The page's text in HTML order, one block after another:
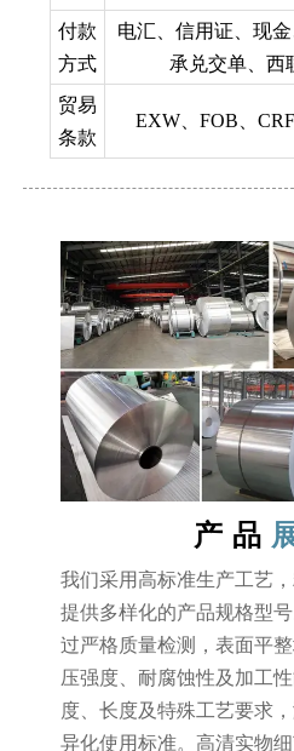
付款
方式
电汇、信用证、现金
承兑交单、西
贸易
条款
EXW、FOB、
产品
我们采用高标准生产工艺
提供多样化的产品规格型
过严格质量检测，表面平
压强度、耐腐蚀性及加工
度、长度及特殊工艺要求
异化使用标准。高清实物